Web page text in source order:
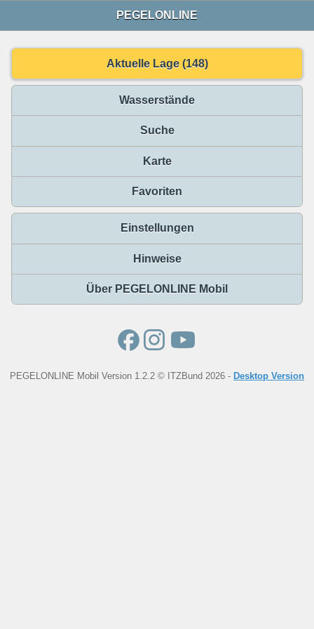
PEGELONLINE
Aktuelle Lage (148)
Wasserstände
Suche
Karte
Favoriten
Einstellungen
Hinweise
Über PEGELONLINE Mobil
PEGELONLINE Mobil Version 1.2.2 © ITZBund 2026 - Desktop Version